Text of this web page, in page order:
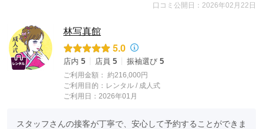
口コミ公開日：2026年02月22日
林写真館
5.0
店内 5 店員 5 振袖選び 5
ご利用金額： 約216,000円
ご利用目的： レンタル / 成人式
ご利用日：2026年01月
スタッフさんの接客が丁寧で、安心して予約することができま